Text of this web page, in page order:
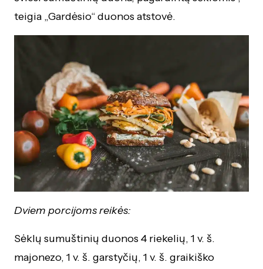
teigia „Gardėsio“ duonos atstovė.
Dviem porcijoms reikės:
Sėklų sumuštinių duonos 4 riekelių, 1 v. š.
majonezo, 1 v. š. garstyčių, 1 v. š. graikiško